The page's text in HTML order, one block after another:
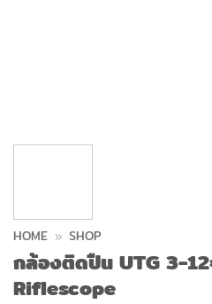
HOME » SHOP
กล้องติดปืน UTG 3-
Riflescope